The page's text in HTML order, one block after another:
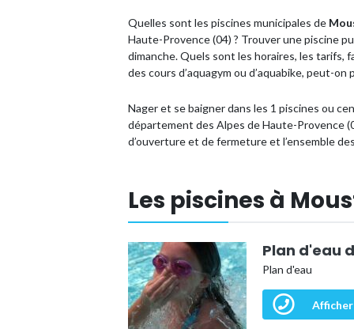
Quelles sont les piscines municipales de
Haute-Provence (04) ? Trouver une piscine
dimanche. Quels sont les horaires, les tarifs,
des cours d’aquagym ou d’aquabike, peut-
Nager et se baigner dans les 1 piscines ou
département des Alpes de Haute-Provence
d’ouverture et de fermeture et l’ensemble
Les piscines à
Plan d'eau
Plan d'eau